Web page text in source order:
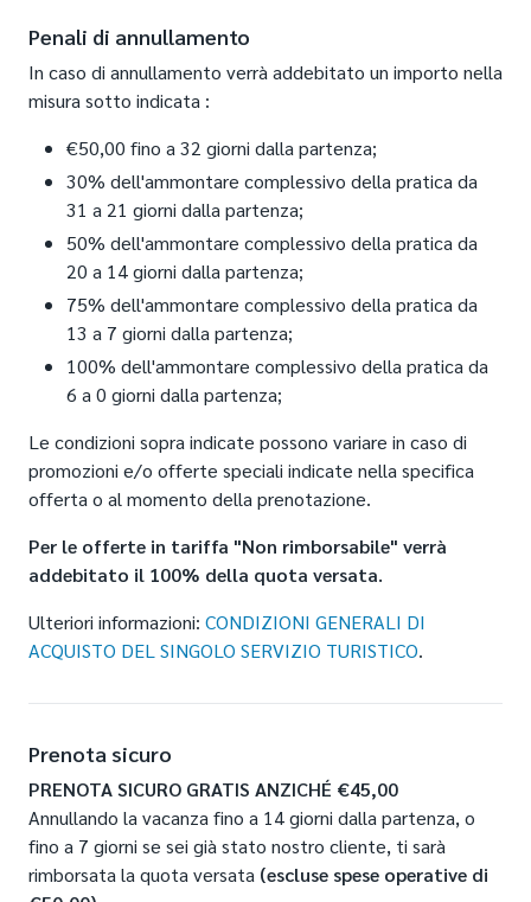
Penali di annullamento
In caso di annullamento verrà addebitato un importo nella
misura sotto indicata :
€50,00 fino a 32 giorni dalla partenza;
30% dell'ammontare complessivo della pratica da
31 a 21 giorni dalla partenza;
50% dell'ammontare complessivo della pratica da
20 a 14 giorni dalla partenza;
75% dell'ammontare complessivo della pratica da
13 a 7 giorni dalla partenza;
100% dell'ammontare complessivo della pratica da
6 a 0 giorni dalla partenza;
Le condizioni sopra indicate possono variare in caso di
promozioni e/o offerte speciali indicate nella specifica
offerta o al momento della prenotazione.
Per le offerte in tariffa "Non rimborsabile" verrà
addebitato il 100% della quota versata.
Ulteriori informazioni: CONDIZIONI GENERALI DI
ACQUISTO DEL SINGOLO SERVIZIO TURISTICO.
Prenota sicuro
PRENOTA SICURO GRATIS ANZICHÉ €45,00
Annullando la vacanza fino a 14 giorni dalla partenza, o
fino a 7 giorni se sei già stato nostro cliente, ti sarà
rimborsata la quota versata (escluse spese operative di